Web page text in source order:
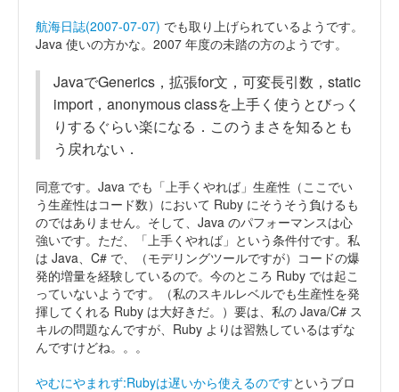
航海日誌(2007-07-07) でも取り上げられているようです。
Java 使いの方かな。2007 年度の未踏の方のようです。
JavaでGenerics，拡張for文，可変長引数，static
import，anonymous classを上手く使うとびっく
りするぐらい楽になる．このうまさを知るとも
う戻れない．
同意です。Java でも「上手くやれば」生産性（ここでい
う生産性はコード数）において Ruby にそうそう負けるも
のではありません。そして、Java のパフォーマンスは心
強いです。ただ、「上手くやれば」という条件付です。私
は Java、C# で、（モデリングツールですが）コードの爆
発的増量を経験しているので。今のところ Ruby では起こ
っていないようです。（私のスキルレベルでも生産性を発
揮してくれる Ruby は大好きだ。）要は、私の Java/C# ス
キルの問題なんですが、Ruby よりは習熟しているはずな
んですけどね。。。
やむにやまれず:Rubyは遅いから使えるのですというブロ